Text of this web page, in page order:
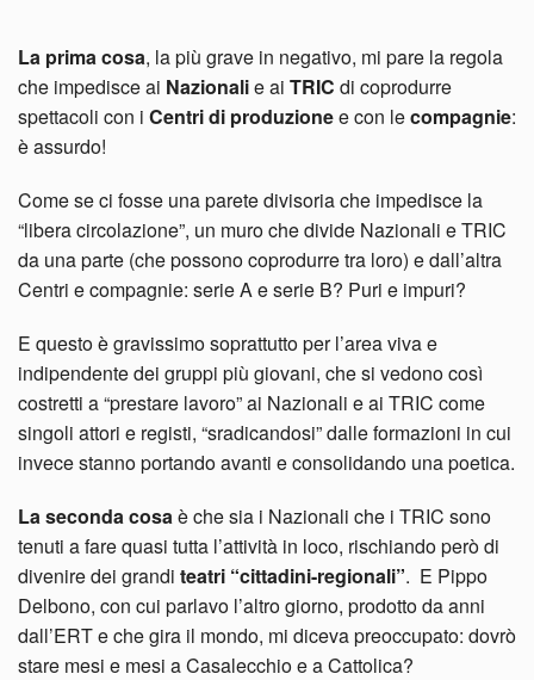
La prima cosa, la più grave in negativo, mi pare la regola
che impedisce ai Nazionalie ai TRIC di coprodurre
spettacoli con i Centri di produzionee con lecompagnie:
è assurdo!
Come se ci fosse una parete divisoria che impedisce la
“libera circolazione”, un muro che divide Nazionali e TRIC
da una parte (che possono coprodurre tra loro) e dall’altra
Centri e compagnie: serie A e serie B? Puri e impuri?
E questo è gravissimo soprattutto per l’area viva e
indipendente dei gruppi più giovani, che si vedono così
costretti a “prestare lavoro” ai Nazionali e ai TRIC come
singoli attori e registi, “sradicandosi” dalle formazioni in cui
invece stanno portando avanti e consolidando una poetica.
La seconda cosa è che sia i Nazionali che i TRIC sono
tenuti a fare quasi tutta l’attività in loco, rischiando però di
divenire dei grandi teatri “cittadini-regionali”. E Pippo
Delbono, con cui parlavo l’altro giorno, prodotto da anni
dall’ERT e che gira il mondo, mi diceva preoccupato: dovrò
stare mesi e mesi a Casalecchio e a Cattolica?